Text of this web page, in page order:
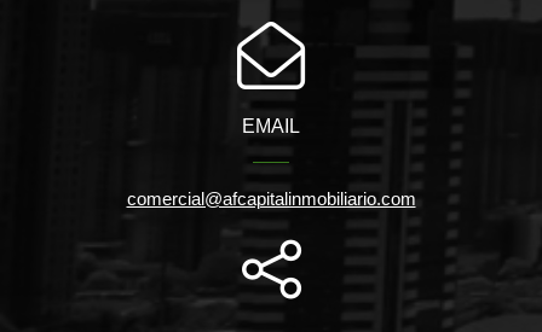
EMAIL
comercial@afcapitalinmobiliario.com